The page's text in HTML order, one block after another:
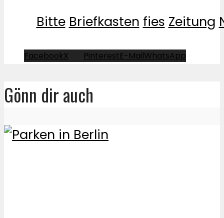
Bitte Briefkasten fies Zeitung
FacebookX PinterestE-MailWhatsApp
Gönn dir auch